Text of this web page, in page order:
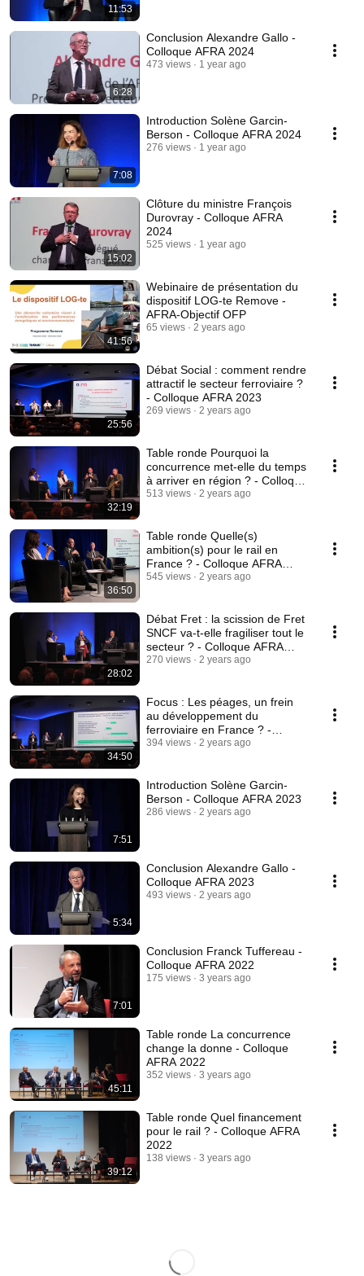
11:53
6:28
Conclusion Alexandre Gallo -
Colloque AFRA 2024
473 views 1 year ago
7:08
Introduction Solène Garcin-
Berson - Colloque AFRA 2024
276 views 1 year ago
15:02
Clôture du ministre François
Durovray - Colloque AFRA
2024
525 views 1 year ago
41:56
Webinaire de présentation du
dispositif LOG-te Remove -
AFRA-Objectif OFP
65 views 2 years ago
25:56
Débat Social : comment rendre
attractif le secteur ferroviaire ?
- Colloque AFRA 2023
269 views 2 years ago
32:19
Table ronde Pourquoi la
concurrence met-elle du temps
à arriver en région ? - Colloque
AFRA 2023
513 views 2 years ago
36:50
Table ronde Quelle(s)
ambition(s) pour le rail en
France ? - Colloque AFRA
2023
545 views 2 years ago
28:02
Débat Fret : la scission de Fret
SNCF va-t-elle fragiliser tout le
secteur ? - Colloque AFRA
2023
270 views 2 years ago
34:50
Focus : Les péages, un frein
au développement du
ferroviaire en France ? -
Colloque AFRA 2023
394 views 2 years ago
7:51
Introduction Solène Garcin-
Berson - Colloque AFRA 2023
286 views 2 years ago
5:34
Conclusion Alexandre Gallo -
Colloque AFRA 2023
493 views 2 years ago
7:01
Conclusion Franck Tuffereau -
Colloque AFRA 2022
175 views 3 years ago
45:11
Table ronde La concurrence
change la donne - Colloque
AFRA 2022
352 views 3 years ago
39:12
Table ronde Quel financement
pour le rail ? - Colloque AFRA
2022
138 views 3 years ago